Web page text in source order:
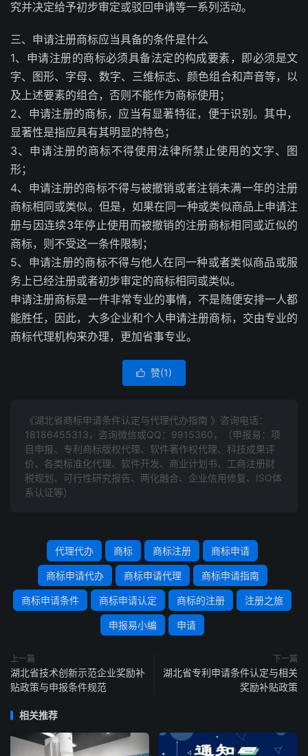
究并决定给予初步审定或驳回申请等一系列活动。
三、申请注册商标应当具备的条件是什么
1、申请注册的商标必须具备法定的构成要素，即必须是文
字、图形、字母、数字、三维标志、颜色组合和声音等，以
及上述要素的组合，否则不能作为商标使用；
2、申请注册的商标，应当有显著特征，便于识别。其中，
显著性是指应具有其明显的特色；
3、申请注册的商标不得使用法律所禁止使用的文字、图
形；
4、申请注册的商标不得与被撤销或者注销未满一年的注册
商标相同或类似。但是，如果在同一种或类似商品上申请注
册与因连续3年停止使用而被撤销的注册商标相同或近似的
商标，则不受这一条件限制；
5、申请注册的商标不得与他人在同一种或者类似商品或服
务上已经注册或者初步审定的商标相同或类似。
申请注册商标是一件非常专业的事情，不是随便安排一人都
能胜任，因此，大多企业和个人申请注册商标，交由专业的
商标代理机构来办理，更加省事专业。
 赞(1)
《湖北省商标申请条件认定与代理代办指南 》咨询电话：
18186455313 ，咨询微信或QQ：9915360，（申报易：项
目申报、专利商标版权代理、软件著作权代理、科技成果评
价、各类标准化代理、软件开发、商业计划书、工商注册财
税规划、可行性研究报告、两化融合、企业信用修复、ISO体
系认证等）
代理代办 商标 商标注册 商标申请
商标申请代办 商标申请代理 商标申请指南
商标申请条件 商标申请认定 商标的注册 注册之旅
申报易小编 申请
上一篇
湖北省技术创新示范企业奖励补
贴政策与申报条件规范
下一篇
湖北省专利申请条件认定与相关
奖励补贴政策
相关推荐